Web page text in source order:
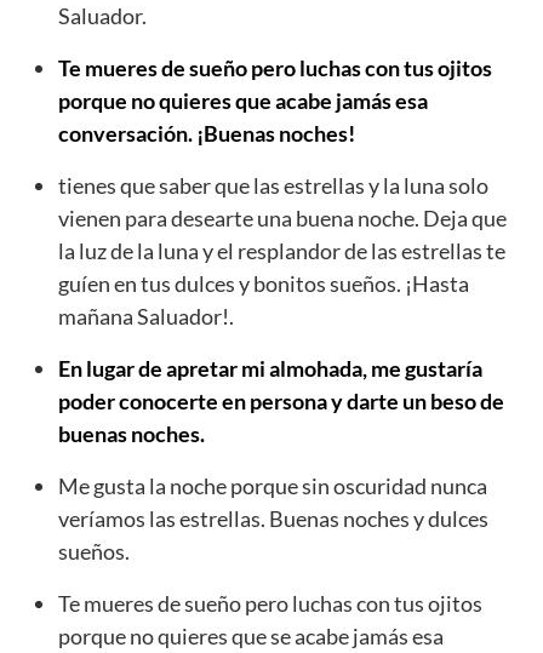
Saluador.
Te mueres de sueño pero luchas con tus ojitos
porque no quieres que acabe jamás esa
conversación. ¡Buenas noches!
tienes que saber que las estrellas y la luna solo
vienen para desearte una buena noche. Deja que
la luz de la luna y el resplandor de las estrellas te
guíen en tus dulces y bonitos sueños. ¡Hasta
mañana Saluador!.
En lugar de apretar mi almohada, me gustaría
poder conocerte en persona y darte un beso de
buenas noches.
Me gusta la noche porque sin oscuridad nunca
veríamos las estrellas. Buenas noches y dulces
sueños.
Te mueres de sueño pero luchas con tus ojitos
porque no quieres que se acabe jamás esa